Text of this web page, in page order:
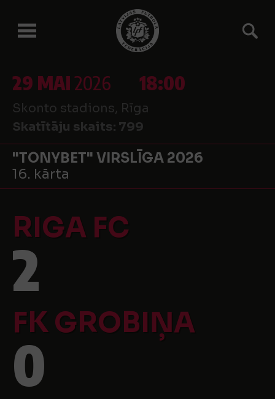
29 MAI2026 18:00
Skonto stadions, Rīga
Skatītāju skaits: 799
"TONYBET" VIRSLĪGA 2026
16. kārta
RIGA FC
2
FK GROBIŅA
0